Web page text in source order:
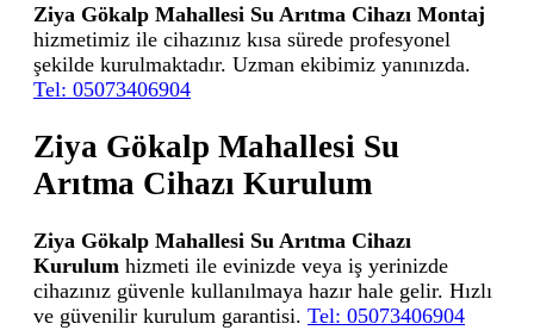
Ziya Gökalp Mahallesi Su Arıtma Cihazı Montaj
hizmetimiz ile cihazınız kısa sürede profesyonel
şekilde kurulmaktadır. Uzman ekibimiz yanınızda.
Tel: 05073406904
Ziya Gökalp Mahallesi Su
Arıtma Cihazı Kurulum
Ziya Gökalp Mahallesi Su Arıtma Cihazı
Kurulum hizmeti ile evinizde veya iş yerinizde
cihazınız güvenle kullanılmaya hazır hale gelir. Hızlı
ve güvenilir kurulum garantisi. Tel: 05073406904